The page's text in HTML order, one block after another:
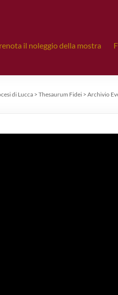
il noleggio della mostra
di Lucca > Thesaurum Fidei > Archivio